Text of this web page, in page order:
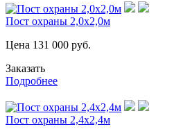
Пост охраны 2,0х2,0м
Цена 131 000 руб.
Заказать
Подробнее
Пост охраны 2,4х2,4м